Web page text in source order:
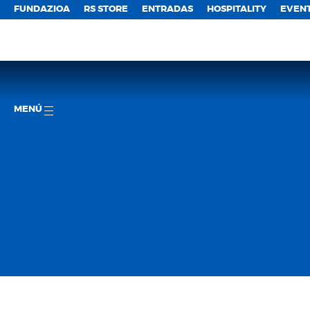
FUNDAZIOA RS STORE ENTRADAS HOSPITALITY
MENÚ